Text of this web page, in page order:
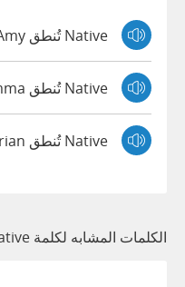
Native تُنطق Amy
Native تُنطق Emma
Native تُنطق Brian
الكلمات المشابه لكلمة Native